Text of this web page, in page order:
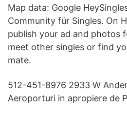
Map data: Google
Community für Singles. On
publish your ad and photos
meet other singles or find
mate.
512-451-8976 2933 W
Aeroporturi in apropiere de